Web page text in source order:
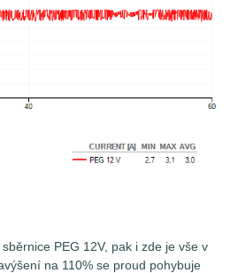
PEG 12V, pak i zde je vše v
na 110% se proud pohybuje